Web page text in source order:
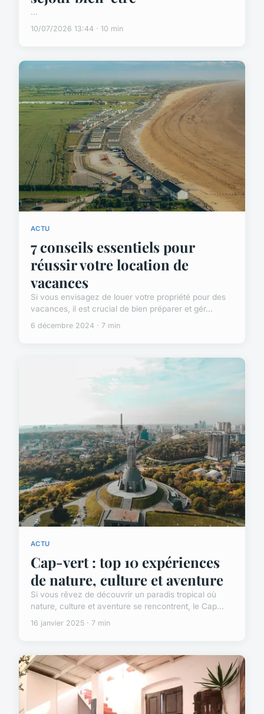
...
10/07/2026 13:44 · 10 min
ACTU
7 conseils essentiels pour
réussir votre location de
vacances
Si vous envisagez de louer votre propriété pour des
vacances, il est crucial de bien préparer et gér...
6 décembre 2024 · 7 min
ACTU
Cap-vert : top 10 expériences
de nature, culture et aventure
Si vous rêvez de découvrir un paradis tropical où
nature, culture et aventure se rencontrent, le Cap...
16 janvier 2025 · 7 min